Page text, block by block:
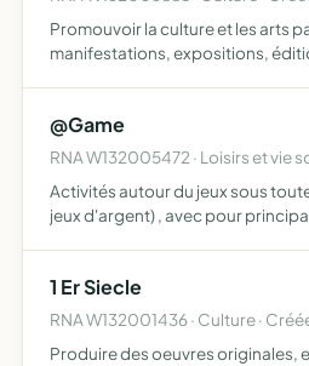
Promouvoir la culture et les arts
manifestations, expositions,
@Game
RNA W132005472 · Loisirs et vie
Activités autour du jeux sous
jeux d'argent) , avec pour
1 Er Siecle
RNA W132001436 · Culture ·
Produire des oeuvres originales,